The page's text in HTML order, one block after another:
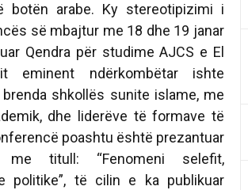
botën arabe. Ky stereotipizimi i
së mbajtur me 18 dhe 19 janar
Qendra për studime AJCS e El
eminent ndërkombëtar ishte
shkollës sunite islame, me
dhe liderëve të formave të
poashtu është prezantuar
titull: “Fenomeni selefit,
politike”, të cilin e ka publikuar